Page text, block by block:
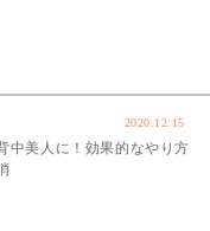
2020.12.15
中美人に！効果的なやり方